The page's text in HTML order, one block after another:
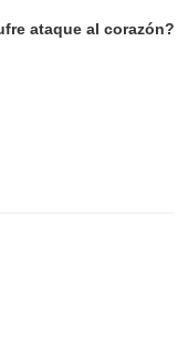
ataque al corazón?